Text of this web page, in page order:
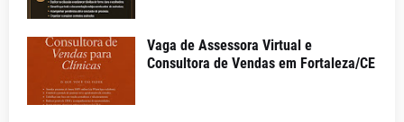
Vaga de Assessora Virtual e
Consultora de Vendas em Fortaleza/CE